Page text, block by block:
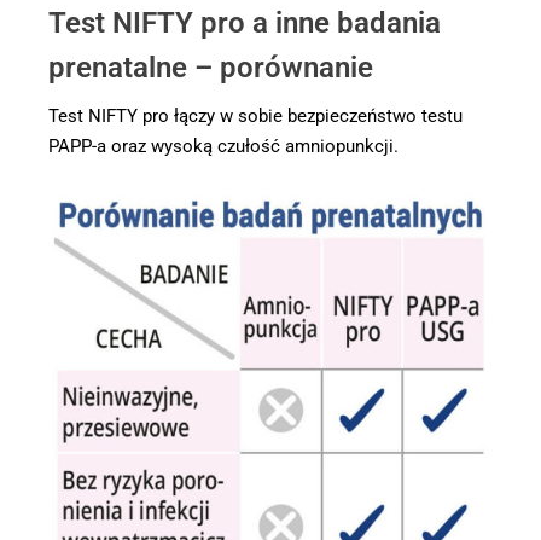
Test NIFTY pro a inne badania
prenatalne – porównanie
Test NIFTY pro łączy w sobie bezpieczeństwo testu
PAPP-a oraz wysoką czułość amniopunkcji.